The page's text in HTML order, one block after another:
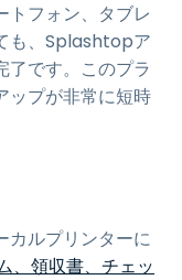
トフォン、タブレ
も、Splashtopア
了です。このプラ
ップが非常に短時
カルプリンターに
、領収書、チェッ